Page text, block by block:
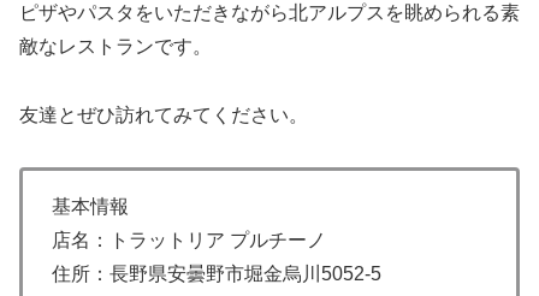
ピザやパスタをいただきながら北アルプスを眺められる素
敵なレストランです。
友達とぜひ訪れてみてください。
基本情報
店名：トラットリア プルチーノ
住所：長野県安曇野市堀金烏川5052-5